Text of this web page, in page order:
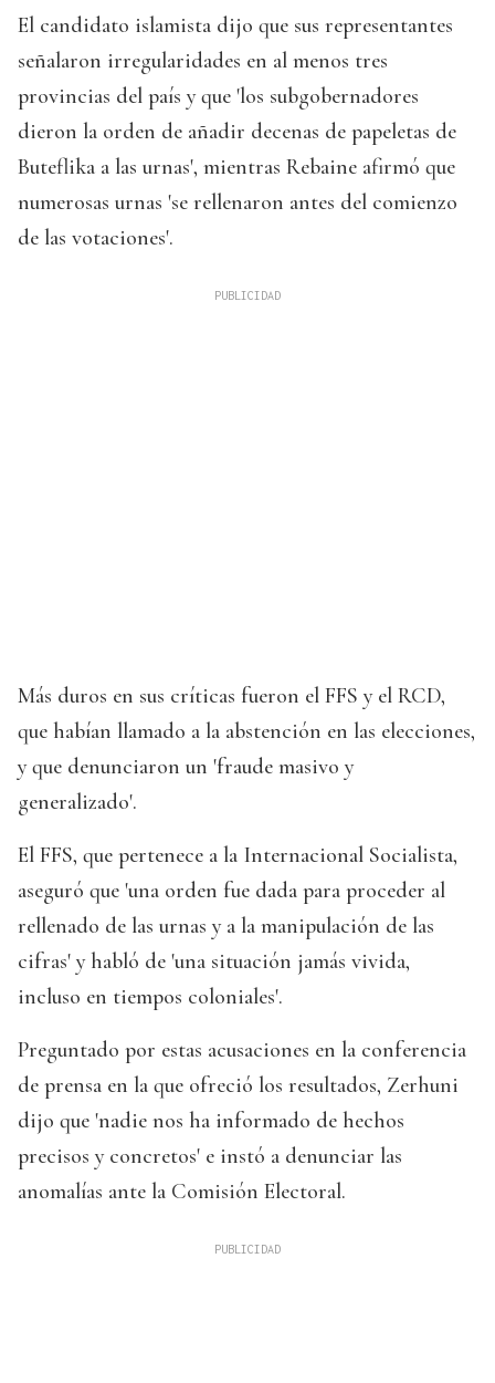
El candidato islamista dijo que sus representantes
señalaron irregularidades en al menos tres
provincias del país y que 'los subgobernadores
dieron la orden de añadir decenas de papeletas de
Buteflika a las urnas', mientras Rebaine afirmó que
numerosas urnas 'se rellenaron antes del comienzo
de las votaciones'.
Más duros en sus críticas fueron el FFS y el RCD,
que habían llamado a la abstención en las elecciones,
y que denunciaron un 'fraude masivo y
generalizado'.
El FFS, que pertenece a la Internacional Socialista,
aseguró que 'una orden fue dada para proceder al
rellenado de las urnas y a la manipulación de las
cifras' y habló de 'una situación jamás vivida,
incluso en tiempos coloniales'.
Preguntado por estas acusaciones en la conferencia
de prensa en la que ofreció los resultados, Zerhuni
dijo que 'nadie nos ha informado de hechos
precisos y concretos' e instó a denunciar las
anomalías ante la Comisión Electoral.